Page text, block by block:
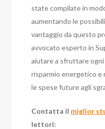
state compilate in
aumentando le
vantaggio da questo
avvocato esperto in
aiutare a sfruttare
risparmio energetico e
le spese future agli
Contatta il miglior
lettori: